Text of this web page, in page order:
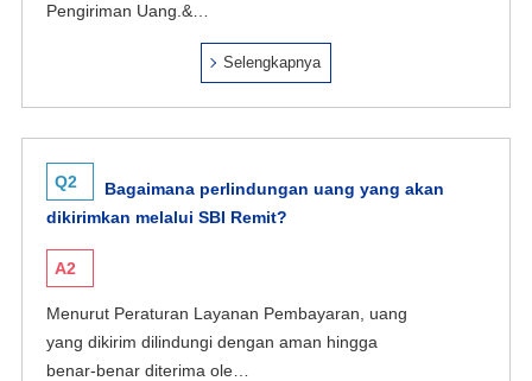
Pengiriman Uang.&…
Selengkapnya
Q2
Bagaimana perlindungan uang yang akan
dikirimkan melalui SBI Remit?
A2
Menurut Peraturan Layanan Pembayaran, uang
yang dikirim dilindungi dengan aman hingga
benar-benar diterima ole…